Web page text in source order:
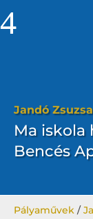
Jandó Zsuzsa
Ma iskola
Bencés
Pályaművek /